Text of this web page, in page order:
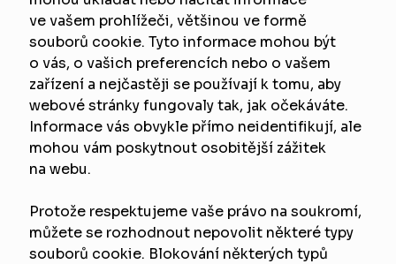
ve vašem prohlížeči, většinou ve formě
souborů cookie. Tyto informace mohou být
o vás, o vašich preferencích nebo o vašem
zařízení a nejčastěji se používají k tomu, aby
webové stránky fungovaly tak, jak očekáváte.
Informace vás obvykle přímo neidentifikují, ale
mohou vám poskytnout osobitější zážitek
na webu.
Protože respektujeme vaše právo na soukromí,
můžete se rozhodnout nepovolit některé typy
souborů cookie. Blokování některých typů